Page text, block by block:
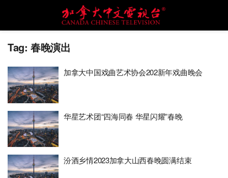
Tag: 春晚演出
加拿大中国戏曲艺术协会202新年戏曲晚会
华星艺术团“四海同春 华星闪耀”春晚
汾酒乡情2023加拿大山西春晚圆满结束